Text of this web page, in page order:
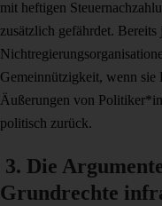
mit heftigen
zusätzlich gefährdet. Bereits
Gemeinnützigkeit, wenn sie
Äußerungen von
politisch zurück.
3. Die
Grundrechte